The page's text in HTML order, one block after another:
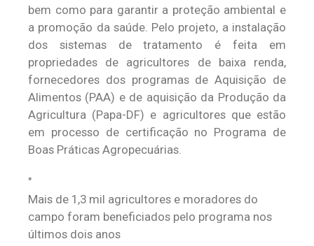
bem como para garantir a proteção ambiental e
a promoção da saúde. Pelo projeto, a instalação
dos sistemas de tratamento é feita em
propriedades de agricultores de baixa renda,
fornecedores dos programas de Aquisição de
Alimentos (PAA) e de aquisição da Produção da
Agricultura (Papa-DF) e agricultores que estão
em processo de certificação no Programa de
Boas Práticas Agropecuárias.
Mais de 1,3 mil agricultores e moradores do
campo foram beneficiados pelo programa nos
últimos dois anos